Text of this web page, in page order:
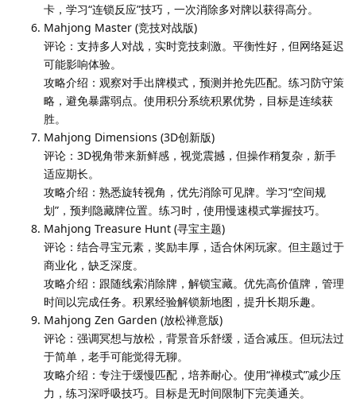
卡，学习“连锁反应”技巧，一次消除多对牌以获得高分。
Mahjong Master (竞技对战版)
评论：支持多人对战，实时竞技刺激。平衡性好，但网络延迟
可能影响体验。
攻略介绍：观察对手出牌模式，预测并抢先匹配。练习防守策
略，避免暴露弱点。使用积分系统积累优势，目标是连续获
胜。
Mahjong Dimensions (3D创新版)
评论：3D视角带来新鲜感，视觉震撼，但操作稍复杂，新手
适应期长。
攻略介绍：熟悉旋转视角，优先消除可见牌。学习“空间规
划”，预判隐藏牌位置。练习时，使用慢速模式掌握技巧。
Mahjong Treasure Hunt (寻宝主题)
评论：结合寻宝元素，奖励丰厚，适合休闲玩家。但主题过于
商业化，缺乏深度。
攻略介绍：跟随线索消除牌，解锁宝藏。优先高价值牌，管理
时间以完成任务。积累经验解锁新地图，提升长期乐趣。
Mahjong Zen Garden (放松禅意版)
评论：强调冥想与放松，背景音乐舒缓，适合减压。但玩法过
于简单，老手可能觉得无聊。
攻略介绍：专注于缓慢匹配，培养耐心。使用“禅模式”减少压
力，练习深呼吸技巧。目标是无时间限制下完美通关。